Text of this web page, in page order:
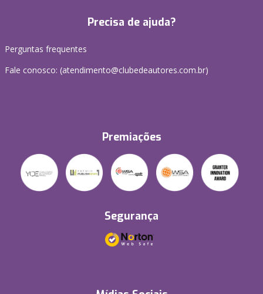
Precisa de ajuda?
Perguntas frequentes
Fale conosco: (atendimento@clubedeautores.com.br)
Premiações
Segurança